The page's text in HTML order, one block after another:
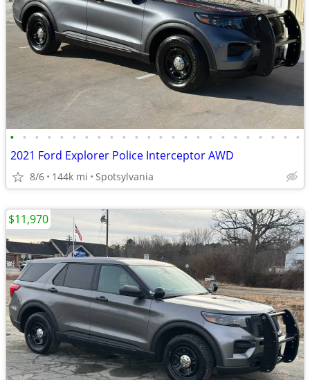
• • • • • • • • • • • • • • • • • • • • • • • •
2021 Ford Explorer Police Interceptor AWD
8/6 144k mi Spotsylvania
$11,970